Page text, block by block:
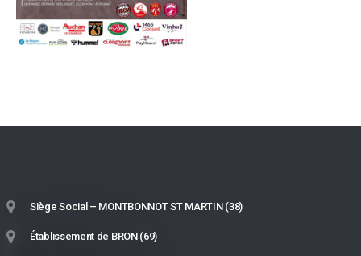
Siège Social – MONTBONNOT ST MARTIN (38)
Établissement de BRON (69)